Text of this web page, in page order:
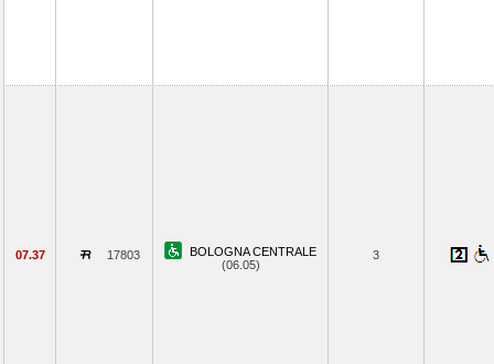
07.37 17803
BOLOGNA CENTRALE
(06.05)
3